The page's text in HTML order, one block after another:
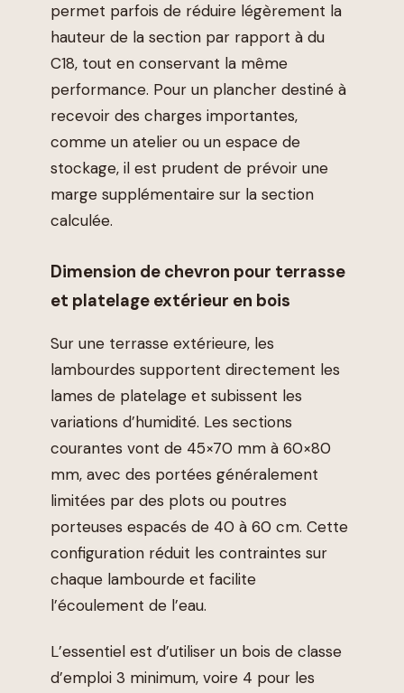
permet parfois de réduire légèrement la
hauteur de la section par rapport à du
C18, tout en conservant la même
performance. Pour un plancher destiné à
recevoir des charges importantes,
comme un atelier ou un espace de
stockage, il est prudent de prévoir une
marge supplémentaire sur la section
calculée.
Dimension de chevron pour terrasse
et platelage extérieur en bois
Sur une terrasse extérieure, les
lambourdes supportent directement les
lames de platelage et subissent les
variations d’humidité. Les sections
courantes vont de 45×70 mm à 60×80
mm, avec des portées généralement
limitées par des plots ou poutres
porteuses espacés de 40 à 60 cm. Cette
configuration réduit les contraintes sur
chaque lambourde et facilite
l’écoulement de l’eau.
L’essentiel est d’utiliser un bois de classe
d’emploi 3 minimum, voire 4 pour les